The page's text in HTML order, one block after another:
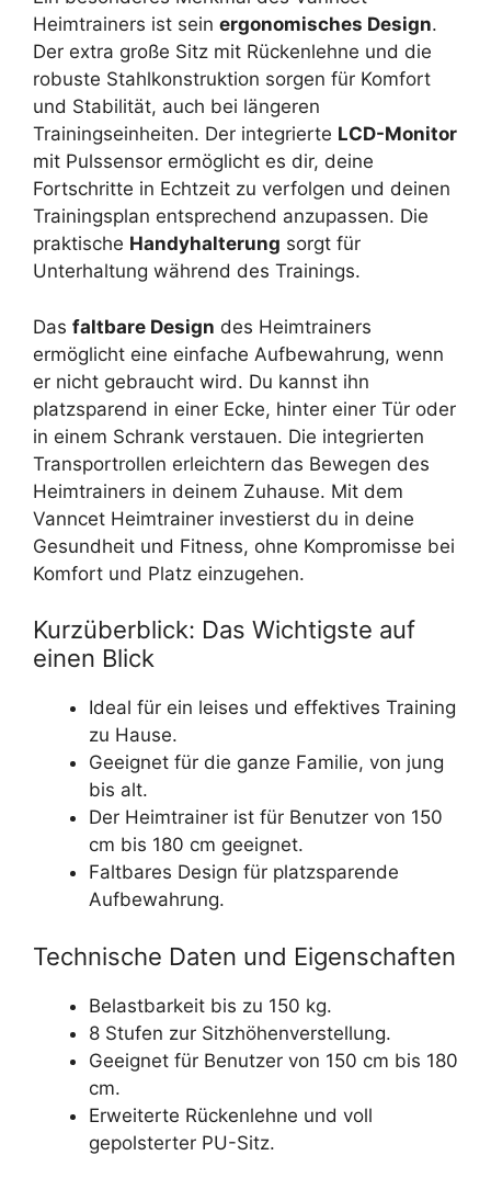
Heimtrainers ist sein ergonomisches Design.
Der extra große Sitz mit Rückenlehne und die
robuste Stahlkonstruktion sorgen für Komfort
und Stabilität, auch bei längeren
Trainingseinheiten. Der integrierte LCD-Monitor
mit Pulssensor ermöglicht es dir, deine
Fortschritte in Echtzeit zu verfolgen und deinen
Trainingsplan entsprechend anzupassen. Die
praktische Handyhalterung sorgt für
Unterhaltung während des Trainings.
Das faltbare Design des Heimtrainers
ermöglicht eine einfache Aufbewahrung, wenn
er nicht gebraucht wird. Du kannst ihn
platzsparend in einer Ecke, hinter einer Tür oder
in einem Schrank verstauen. Die integrierten
Transportrollen erleichtern das Bewegen des
Heimtrainers in deinem Zuhause. Mit dem
Vanncet Heimtrainer investierst du in deine
Gesundheit und Fitness, ohne Kompromisse bei
Komfort und Platz einzugehen.
Kurzüberblick: Das Wichtigste auf
einen Blick
Ideal für ein leises und effektives Training
zu Hause.
Geeignet für die ganze Familie, von jung
bis alt.
Der Heimtrainer ist für Benutzer von 150
cm bis 180 cm geeignet.
Faltbares Design für platzsparende
Aufbewahrung.
Technische Daten und Eigenschaften
Belastbarkeit bis zu 150 kg.
8 Stufen zur Sitzhöhenverstellung.
Geeignet für Benutzer von 150 cm bis 180
cm.
Erweiterte Rückenlehne und voll
gepolsterter PU-Sitz.